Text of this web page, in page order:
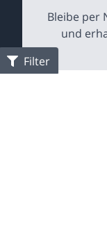
Filter
Bleibe per
und